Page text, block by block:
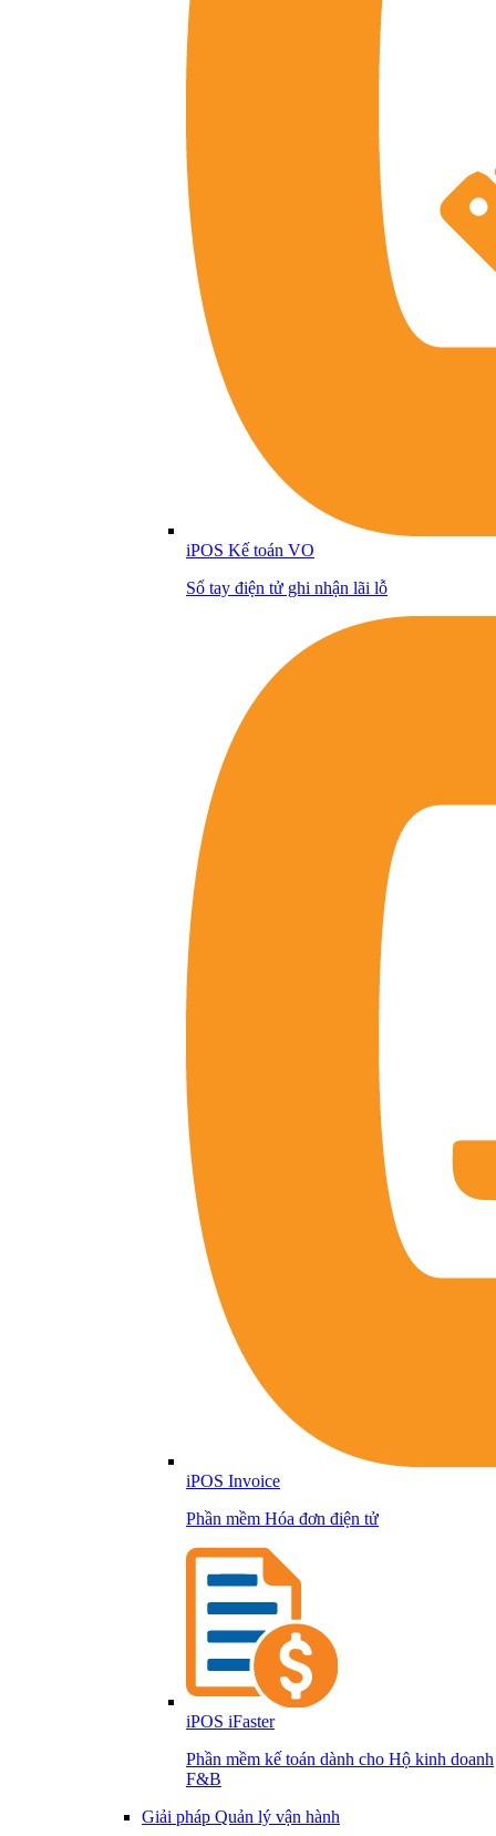
iPOS Kế toán VO
Sổ tay điện tử ghi nhận lãi lỗ
iPOS Invoice
Phần mềm Hóa đơn điện tử
iPOS iFaster
Phần mềm kế toán dành cho Hộ kinh doanh
F&B
Giải pháp Quản lý vận hành